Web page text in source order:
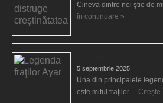
Cineva dintre noi ştie de
în continuare »
5 septembrie 2025
Una din principalele
este mitul fraţilor …Citește